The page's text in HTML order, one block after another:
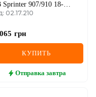
Sprinter 907/910 18-
OM651
02.17.210
грн
КУПИТЬ
Отправка завтра